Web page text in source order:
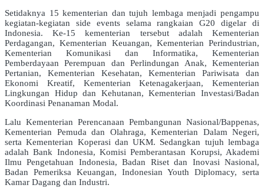
Setidaknya 15 kementerian dan tujuh lembaga menjadi pengampu
kegiatan-kegiatan side events selama rangkaian G20 digelar di
Indonesia. Ke-15 kementerian tersebut adalah Kementerian
Perdagangan, Kementerian Keuangan, Kementerian Perindustrian,
Kementerian Komunikasi dan Informatika, Kementerian
Pemberdayaan Perempuan dan Perlindungan Anak, Kementerian
Pertanian, Kementerian Kesehatan, Kementerian Pariwisata dan
Ekonomi Kreatif, Kementerian Ketenagakerjaan, Kementerian
Lingkungan Hidup dan Kehutanan, Kementerian Investasi/Badan
Koordinasi Penanaman Modal.
Lalu Kementerian Perencanaan Pembangunan Nasional/Bappenas,
Kementerian Pemuda dan Olahraga, Kementerian Dalam Negeri,
serta Kementerian Koperasi dan UKM. Sedangkan tujuh lembaga
adalah Bank Indonesia, Komisi Pemberantasan Korupsi, Akademi
Ilmu Pengetahuan Indonesia, Badan Riset dan Inovasi Nasional,
Badan Pemeriksa Keuangan, Indonesian Youth Diplomacy, serta
Kamar Dagang dan Industri.